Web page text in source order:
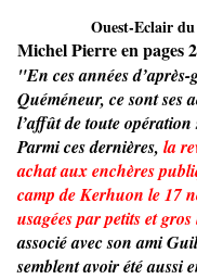
Ouest-Eclair du
Michel Pierre en pages
"En ces années
Quéméneur, ce sont ses
l’affût de toute
Parmi ces dernières, la
achat aux enchères
camp de Kerhuon le 17
usagées par petits et
associé avec son ami
semblent avoir été aussi